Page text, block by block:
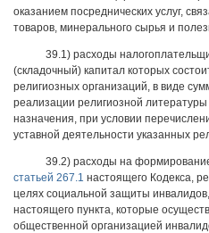
оказанием посреднических услуг,
товаров, минерального сырья и
39.1) расходы
(складочный) капитал которых
религиозных организаций, в виде
реализации религиозной
назначения, при условии
уставной деятельности указанных
39.2) расходы на
статьей 267.1 настоящего Кодекса,
целях социальной защиты
настоящего пункта, которые
общественной организацией